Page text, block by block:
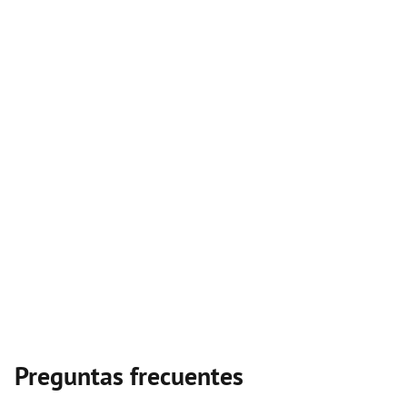
Preguntas frecuentes